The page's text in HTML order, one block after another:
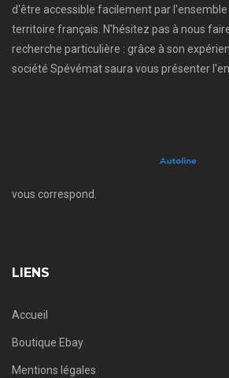
d'être accessible facilement par l'ensemble
territoire français. N'hésitez pas à nous
recherche particulière : grâce à son
société Spévémat saura vous présenter
vous correspond.
LIENS
Accueil
Boutique Ebay
Mentions légales